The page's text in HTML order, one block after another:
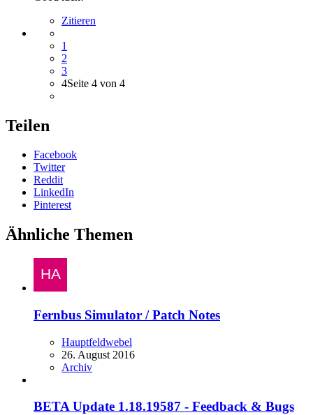
Zitieren
1
2
3
4Seite 4 von 4
Teilen
Facebook
Twitter
Reddit
LinkedIn
Pinterest
Ähnliche Themen
Fernbus Simulator / Patch Notes
Hauptfeldwebel
26. August 2016
Archiv
BETA Update 1.18.19587 - Feedback & Bugs